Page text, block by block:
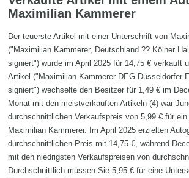
Maximilian Kammerer
Der teuerste Artikel mit einer Unterschrift von
("Maximilian Kammerer, Deutschland ?? Kölner
signiert") wurde im April 2025 für 14,75 € verkauft
Artikel ("Maximilian Kammerer DEG Düsseldorfer
signiert") wechselte den Besitzer für 1,49 € im
Monat mit den meistverkauften Artikeln (4) war
durchschnittlichen Verkaufspreis von 5,99 € für
Maximilian Kammerer. Im April 2025 erzielten
durchschnittlichen Preis mit 14,75 €, während
mit den niedrigsten Verkaufspreisen von
Durchschnittlich müssen Sie 5,95 € für eine